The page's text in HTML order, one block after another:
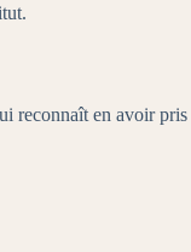
en avoir